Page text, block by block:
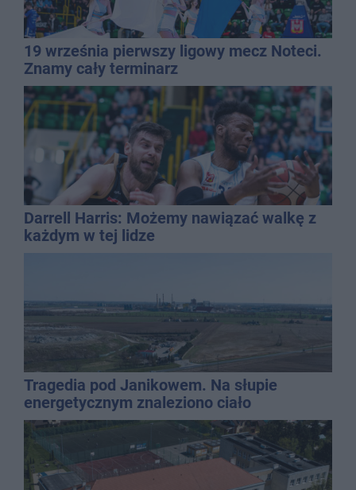
19 września pierwszy ligowy mecz Noteci.
Znamy cały terminarz
Darrell Harris: Możemy nawiązać walkę z
każdym w tej lidze
Tragedia pod Janikowem. Na słupie
energetycznym znaleziono ciało
mężczyzny